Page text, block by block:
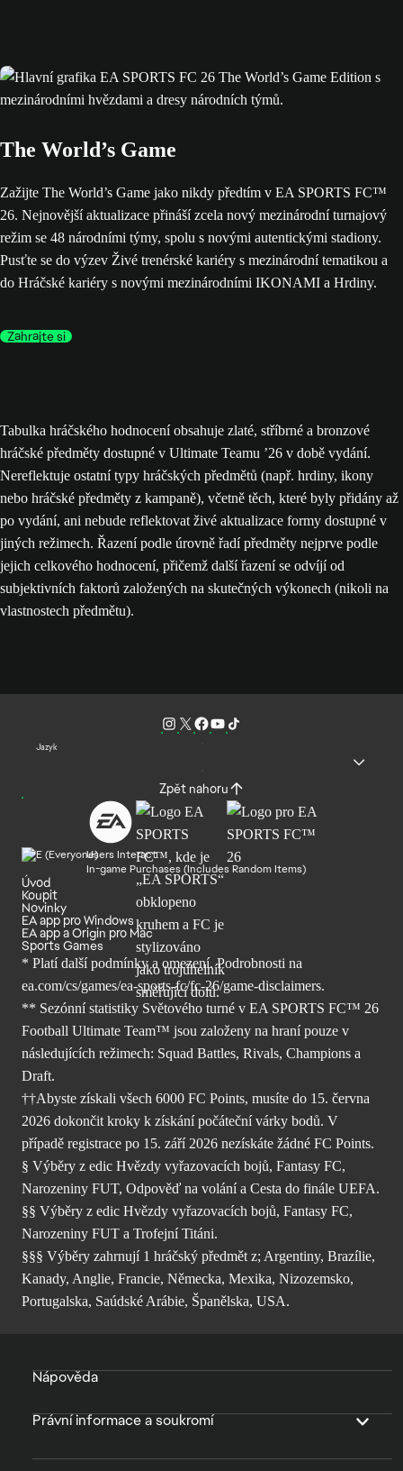
The World’s Game
Zažijte The World’s Game jako nikdy předtím v EA SPORTS FC™
26. Nejnovější aktualizace přináší zcela nový mezinárodní turnajový
režim se 48 národními týmy, spolu s novými autentickými stadiony.
Pusťte se do výzev Živé trenérské kariéry s mezinárodní tematikou a
do Hráčské kariéry s novými mezinárodními IKONAMI a Hrdiny.
Zahrajte si
Tabulka hráčského hodnocení obsahuje zlaté, stříbrné a bronzové
hráčské předměty dostupné v Ultimate Teamu ’26 v době vydání.
Nereflektuje ostatní typy hráčských předmětů (např. hrdiny, ikony
nebo hráčské předměty z kampaně), včetně těch, které byly přidány až
po vydání, ani nebude reflektovat živé aktualizace formy dostupné v
jiných režimech. Řazení podle úrovně řadí předměty nejprve podle
jejich celkového hodnocení, přičemž další řazení se odvíjí od
subjektivních faktorů založených na skutečných výkonech (nikoli na
vlastnostech předmětu).
Jazyk
Zpět nahoru
Users Interact
In-game Purchases (Includes Random Items)
Úvod
Koupit
Novinky
EA app pro Windows
EA app a Origin pro Mac
Sports Games
* Platí další podmínky a omezení. Podrobnosti na
ea.com/cs/games/ea-sports-fc/fc-26/game-disclaimers.
** Sezónní statistiky Světového turné v EA SPORTS FC™ 26
Football Ultimate Team™ jsou založeny na hraní pouze v
následujících režimech: Squad Battles, Rivals, Champions a
Draft.
††Abyste získali všech 6000 FC Points, musíte do 15. června
2026 dokončit kroky k získání počáteční várky bodů. V
případě registrace po 15. září 2026 nezískáte žádné FC Points.
§ Výběry z edic Hvězdy vyřazovacích bojů, Fantasy FC,
Narozeniny FUT, Odpověď na volání a Cesta do finále UEFA.
§§ Výběry z edic Hvězdy vyřazovacích bojů, Fantasy FC,
Narozeniny FUT a Trofejní Titáni.
§§§ Výběry zahrnují 1 hráčský předmět z; Argentiny, Brazílie,
Kanady, Anglie, Francie, Německa, Mexika, Nizozemsko,
Portugalska, Saúdské Arábie, Španělska, USA.
Nápověda
Právní informace a soukromí